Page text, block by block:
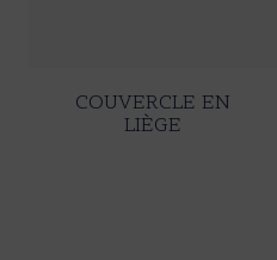
COUVERCLE EN
LIÈGE